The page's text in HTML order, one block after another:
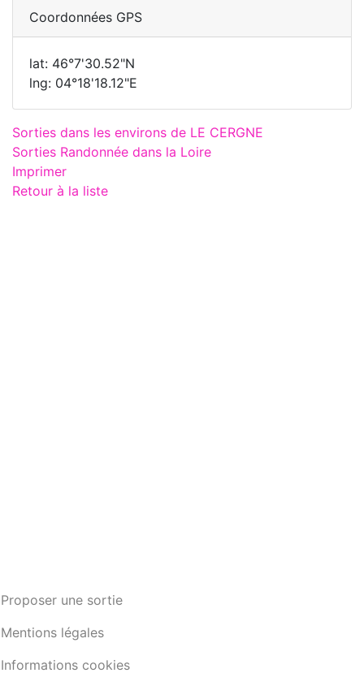
Coordonnées GPS
lat: 46°7'30.52"N
lng: 04°18'18.12"E
Sorties dans les environs de LE CERGNE
Sorties Randonnée dans la Loire
Imprimer
Retour à la liste
Proposer une sortie
Mentions légales
Informations cookies